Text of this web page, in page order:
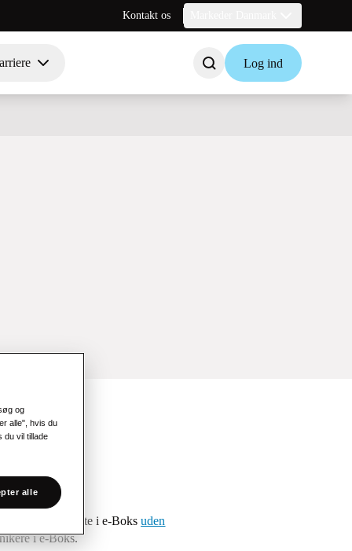
Kontakt os
Log ind
kunder direkte i e-Boksuden
i e-Boks.
og
alle", hvis du
du vil tillade
alle